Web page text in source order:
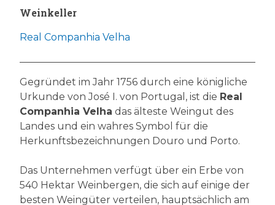
Weinkeller
Real Companhia Velha
Gegründet im Jahr 1756 durch eine königliche
Urkunde von José I. von Portugal, ist die Real
Companhia Velha das älteste Weingut des
Landes und ein wahres Symbol für die
Herkunftsbezeichnungen Douro und Porto.
Das Unternehmen verfügt über ein Erbe von
540 Hektar Weinbergen, die sich auf einige der
besten Weingüter verteilen, hauptsächlich am